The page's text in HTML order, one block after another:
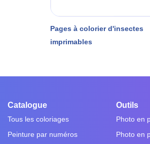
Pages à colorier d'insectes
imprimables
Catalogue
Tous les coloriages
Peinture par numéros
Outils
Photo en
Photo en